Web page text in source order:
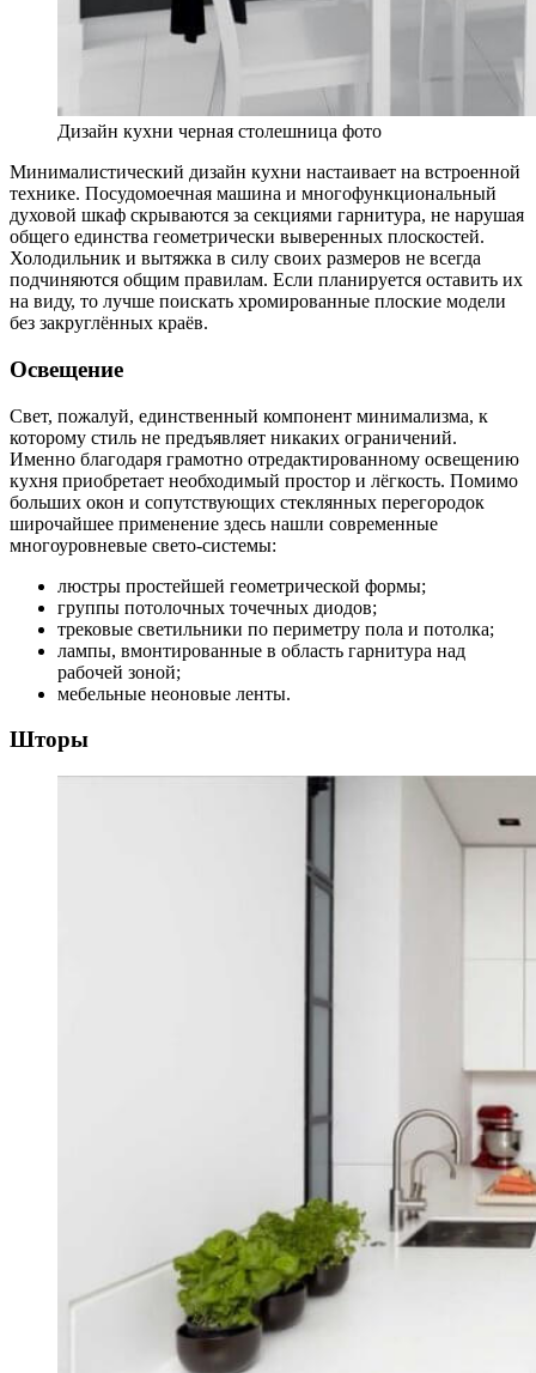
Дизайн кухни черная столешница фото
Минималистический дизайн кухни настаивает на встроенной
технике. Посудомоечная машина и многофункциональный
духовой шкаф скрываются за секциями гарнитура, не нарушая
общего единства геометрически выверенных плоскостей.
Холодильник и вытяжка в силу своих размеров не всегда
подчиняются общим правилам. Если планируется оставить их
на виду, то лучше поискать хромированные плоские модели
без закруглённых краёв.
Освещение
Свет, пожалуй, единственный компонент минимализма, к
которому стиль не предъявляет никаких ограничений.
Именно благодаря грамотно отредактированному освещению
кухня приобретает необходимый простор и лёгкость. Помимо
больших окон и сопутствующих стеклянных перегородок
широчайшее применение здесь нашли современные
многоуровневые свето-системы:
люстры простейшей геометрической формы;
группы потолочных точечных диодов;
трековые светильники по периметру пола и потолка;
лампы, вмонтированные в область гарнитура над
рабочей зоной;
мебельные неоновые ленты.
Шторы